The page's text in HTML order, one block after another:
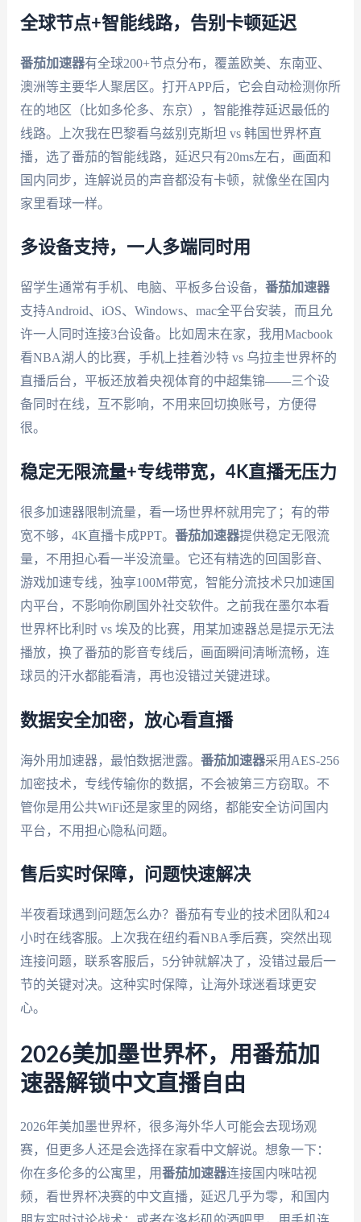
全球节点+智能线路，告别卡顿延迟
番茄加速器有全球200+节点分布，覆盖欧美、东南亚、
澳洲等主要华人聚居区。打开APP后，它会自动检测你所
在的地区（比如多伦多、东京），智能推荐延迟最低的
线路。上次我在巴黎看乌兹别克斯坦 vs 韩国世界杯直
播，选了番茄的智能线路，延迟只有20ms左右，画面和
国内同步，连解说员的声音都没有卡顿，就像坐在国内
家里看球一样。
多设备支持，一人多端同时用
留学生通常有手机、电脑、平板多台设备， 番茄加速器
支持Android、iOS、Windows、mac全平台安装，而且允
许一人同时连接3台设备。比如周末在家，我用Macbook
看NBA湖人的比赛，手机上挂着沙特 vs 乌拉圭世界杯的
直播后台，平板还放着央视体育的中超集锦——三个设
备同时在线，互不影响，不用来回切换账号，方便得
很。
稳定无限流量+专线带宽，4K直播无压力
很多加速器限制流量，看一场世界杯就用完了；有的带
宽不够，4K直播卡成PPT。 番茄加速器提供稳定无限流
量，不用担心看一半没流量。它还有精选的回国影音、
游戏加速专线，独享100M带宽，智能分流技术只加速国
内平台，不影响你刷国外社交软件。之前我在墨尔本看
世界杯比利时 vs 埃及的比赛，用某加速器总是提示无法
播放，换了番茄的影音专线后，画面瞬间清晰流畅，连
球员的汗水都能看清，再也没错过关键进球。
数据安全加密，放心看直播
海外用加速器，最怕数据泄露。 番茄加速器采用AES-256
加密技术，专线传输你的数据，不会被第三方窃取。不
管你是用公共WiFi还是家里的网络，都能安全访问国内
平台，不用担心隐私问题。
售后实时保障，问题快速解决
半夜看球遇到问题怎么办？番茄有专业的技术团队和24
小时在线客服。上次我在纽约看NBA季后赛，突然出现
连接问题，联系客服后，5分钟就解决了，没错过最后一
节的关键对决。这种实时保障，让海外球迷看球更安
心。
2026美加墨世界杯，用番茄加
速器解锁中文直播自由
2026年美加墨世界杯，很多海外华人可能会去现场观
赛，但更多人还是会选择在家看中文解说。想象一下：
你在多伦多的公寓里，用番茄加速器连接国内咪咕视
频，看世界杯决赛的中文直播，延迟几乎为零，和国内